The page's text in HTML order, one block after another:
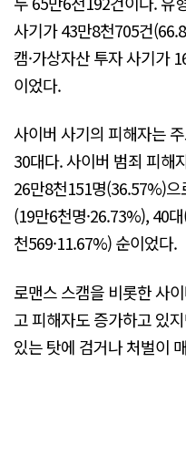
사기가 43만8천705건
캠·가상자산 투자 사기가
이었다.
사이버 사기의 피해자는
30대다. 사이버 범죄 피해
26만8천151명(36.57%)
(19만6천명·26.73%), 40
천569·11.67%) 순이었다.
로맨스 스캠을 비롯한 사
고 피해자도 증가하고 있
있는 탓에 검거나 처벌이